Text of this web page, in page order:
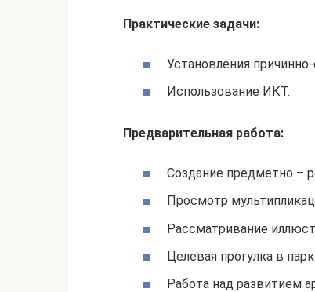
Практические задачи:
Установления
Использование ИКТ.
Предварительная работа:
Создание предметно –
Просмотр
Рассматривание
Целевая прогулка в парк:
Работа над развитием